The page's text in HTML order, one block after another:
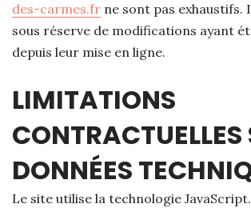
des-carmes.fr ne sont pas exhaustifs.
sous réserve de modifications ayant
depuis leur mise en ligne.
LIMITATIONS
CONTRACTUELLES
DONNÉES
Le site utilise la technologie JavaScript.